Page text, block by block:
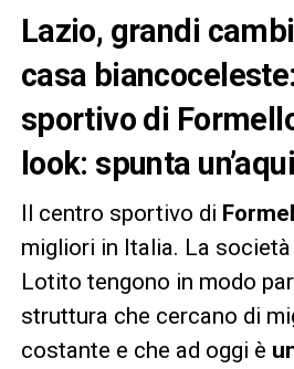
Lazio, grandi
casa
sportivo di
look: spunta
Il centro sportivo di
migliori in Italia. La
Lotito tengono in modo
struttura che cercano di
costante e che ad oggi è